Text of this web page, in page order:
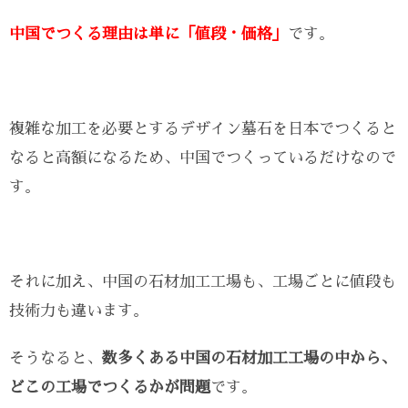
中国でつくる理由は単に「値段・価格」 です。
複雑な加工を必要とするデザイン墓石を日本でつくると
なると高額になるため、中国でつくっているだけなので
す。
それに加え、中国の石材加工工場も、工場ごとに値段も
技術力も違います。
そうなると、 数多くある中国の石材加工工場の中から、
どこの工場でつくるかが問題です。